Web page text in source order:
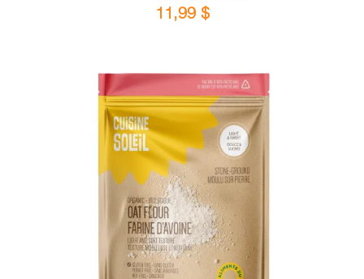
11,99 $
ADD TO CART DETAILS